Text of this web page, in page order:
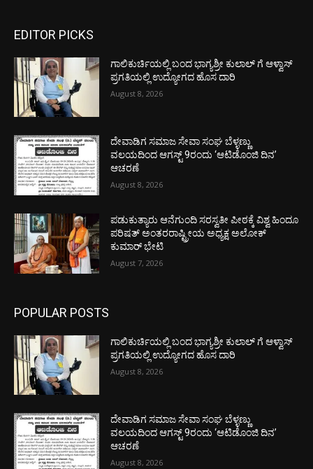
EDITOR PICKS
ಗಾಲಿಕುರ್ಚಿಯಲ್ಲಿ ಬಂದ ಭಾಗ್ಯಶ್ರೀ ಕುಲಾಲ್ ಗೆ ಆಳ್ವಾಸ್
ಪ್ರಗತಿಯಲ್ಲಿ ಉದ್ಯೋಗದ ಹೊಸ ದಾರಿ
August 8, 2026
ದೇವಾಡಿಗ ಸಮಾಜ ಸೇವಾ ಸಂಘ ಬೆಳ್ಳಣ್ಣು
ವಲಯದಿಂದ ಆಗಸ್ಟ್ 9ರಂದು ‘ಆಟಿಡೊಂಜಿ ದಿನ’
ಆಚರಣೆ
August 8, 2026
ಪಡುಕುತ್ಯಾರು ಆನೆಗುಂದಿ ಸರಸ್ವತೀ ಪೀಠಕ್ಕೆ ವಿಶ್ವ ಹಿಂದೂ
ಪರಿಷತ್ ಅಂತರರಾಷ್ಟ್ರೀಯ ಅಧ್ಯಕ್ಷ ಅಲೋಕ್
ಕುಮಾರ್ ಭೇಟಿ
August 7, 2026
POPULAR POSTS
ಗಾಲಿಕುರ್ಚಿಯಲ್ಲಿ ಬಂದ ಭಾಗ್ಯಶ್ರೀ ಕುಲಾಲ್ ಗೆ ಆಳ್ವಾಸ್
ಪ್ರಗತಿಯಲ್ಲಿ ಉದ್ಯೋಗದ ಹೊಸ ದಾರಿ
August 8, 2026
ದೇವಾಡಿಗ ಸಮಾಜ ಸೇವಾ ಸಂಘ ಬೆಳ್ಳಣ್ಣು
ವಲಯದಿಂದ ಆಗಸ್ಟ್ 9ರಂದು ‘ಆಟಿಡೊಂಜಿ ದಿನ’
ಆಚರಣೆ
August 8, 2026